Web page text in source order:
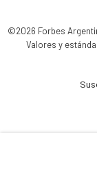
©2026 Forbes
Valores y